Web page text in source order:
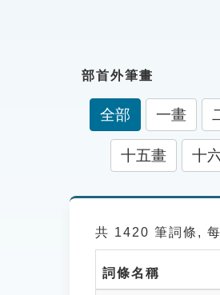
部首外筆畫
全部 一畫
十五畫 十
共 1420 筆詞條,
詞條名稱